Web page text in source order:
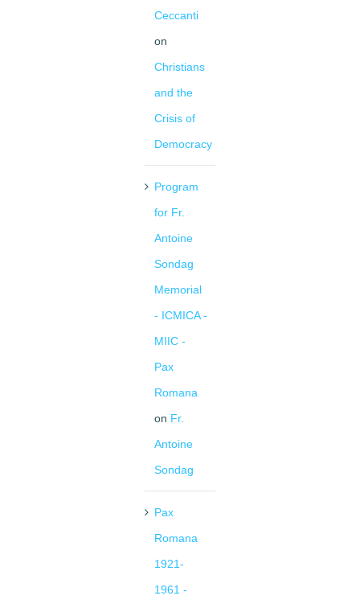
Ceccanti
on
Christians
and the
Crisis of
Democracy
Program
for Fr.
Antoine
Sondag
Memorial
- ICMICA -
MIIC -
Pax
Romana
on Fr.
Antoine
Sondag
Pax
Romana
1921-
1961 -